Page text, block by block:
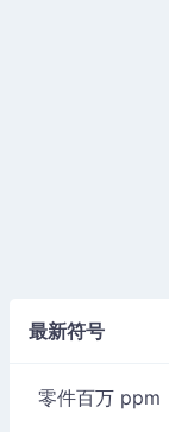
最新符号
零件百万 ppm